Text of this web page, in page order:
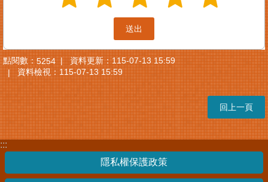
點閱數：5254 資料更新：115-07-13 15:59
資料檢視： 115-07-13 15:59
回上一頁
:::
隱私權保護政策